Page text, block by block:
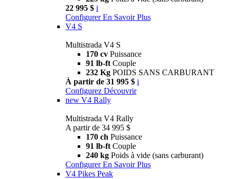
22 995 $ i
Configurer En Savoir Plus
V4 S
Multistrada V4 S
170 cv Puissance
91 lb-ft Couple
232 Kg POIDS SANS CARBURANT
À partir de 31 995 $ i
Configurez Découvrir
new V4 Rally
Multistrada V4 Rally
A partir de 34 995 $
170 ch Puissance
91 lb-ft Couple
240 kg Poids à vide (sans carburant)
Configurer En Savoir Plus
V4 Pikes Peak